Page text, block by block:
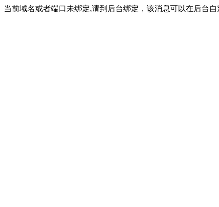
当前域名或者端口未绑定,请到后台绑定，该消息可以在后台自